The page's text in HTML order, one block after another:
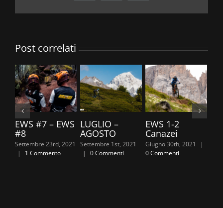
Post correlati
EWS #7 – EWS
#8
Settembre 23rd, 2021
|
1 Commento
LUGLIO –
AGOSTO
Settembre 1st, 2021
|
0 Commenti
EWS 1-2
Canazei
Giugno 30th, 2021
|
0 Commenti